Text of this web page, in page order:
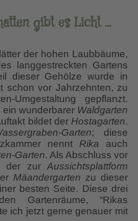
gibt es Licht …
der hohen Laubbäume,
langgestreckten Gartens
dieser Gehölze wurde in
schon vor Jahrzehnten, zu
Umgestaltung gepflanzt.
ein wunderbarer Waldgarten
bildet der Hostagarten.
Garten; diese
nennt Rika auch
Garten. Als Abschluss vor
der zur Aussichtsplattform
Mäandergarten zu dieser
besten Seite. Diese drei
Gartenräume, “Rikas
ich jetzt gerne genauer mit